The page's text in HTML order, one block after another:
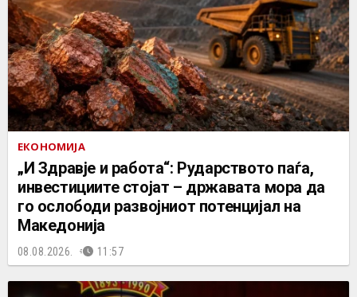
ЕКОНОМИЈА
„И Здравје и работа“: Рударството паѓа,
инвестициите стојат – државата мора да
го ослободи развојниот потенцијал на
Македонија
08.08.2026. 11:57